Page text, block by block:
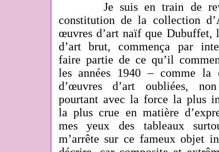
Je suis en train de
constitution de la collection
œuvres d’art naïf que Dubuffet,
d’art brut, commença par
faire partie de ce qu’il
les années 1940 ‒ comme la
d’œuvres d’art oubliées,
pourtant avec la force la plus
la plus crue en matière
mes yeux des tableaux
m’arrête sur ce fameux objet